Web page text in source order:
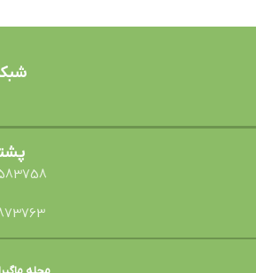
09909583758
09918873763